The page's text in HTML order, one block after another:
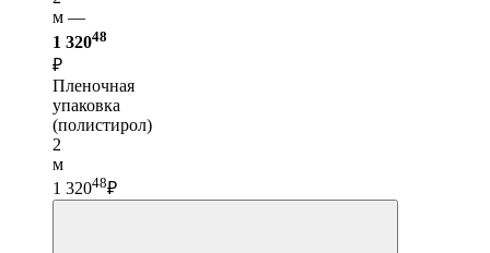
м —
1 32048
₽
Пленочная
упаковка
(полистирол)
2
м
1 32048₽